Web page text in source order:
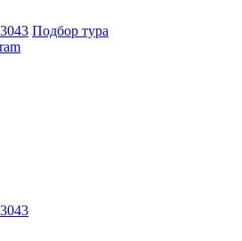
Подбор тура